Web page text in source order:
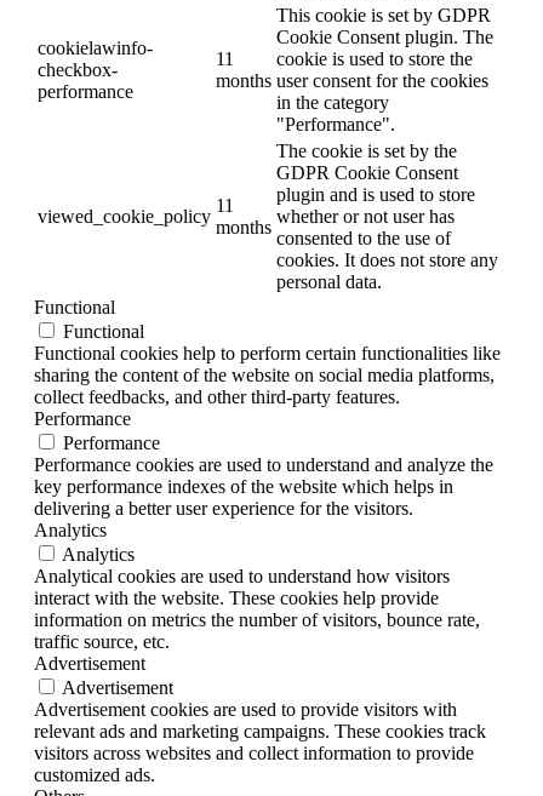
cookielawinfo-
checkbox-
performance
11
months
This cookie is set by GDPR
Cookie Consent plugin. The
cookie is used to store the
user consent for the cookies
in the category
"Performance".
viewed_cookie_policy
11
months
The cookie is set by the
GDPR Cookie Consent
plugin and is used to store
whether or not user has
consented to the use of
cookies. It does not store any
personal data.
Functional
Functional
Functional cookies help to perform certain functionalities like
sharing the content of the website on social media platforms,
collect feedbacks, and other third-party features.
Performance
Performance
Performance cookies are used to understand and analyze the
key performance indexes of the website which helps in
delivering a better user experience for the visitors.
Analytics
Analytics
Analytical cookies are used to understand how visitors
interact with the website. These cookies help provide
information on metrics the number of visitors, bounce rate,
traffic source, etc.
Advertisement
Advertisement
Advertisement cookies are used to provide visitors with
relevant ads and marketing campaigns. These cookies track
visitors across websites and collect information to provide
customized ads.